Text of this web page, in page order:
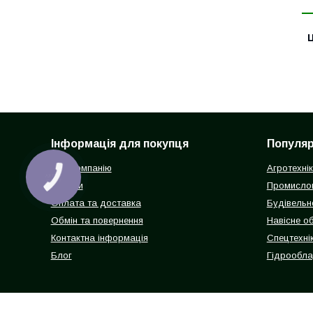
Інформація для покупця
Про компанію
Відгуки
Оплата та доставка
Обмін та повернення
Контактна інформація
Блог
Навісне
КНОПКА
ЗВ'ЯЗКУ